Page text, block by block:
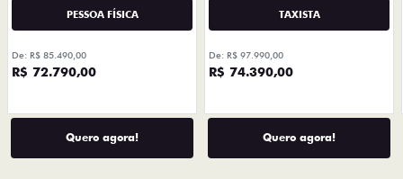
PESSOA FÍSICA
De: R$ 85.490,00
R$ 72.790,00
Quero agora!
TAXISTA
De: R$ 97.990,00
R$ 74.390,00
Quero agora!